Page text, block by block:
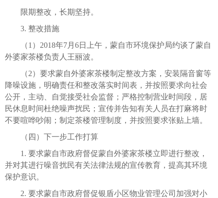
限期整改，长期坚持。
3. 整改措施
（1）2018年7月6日上午，蒙自市环境保护局约谈了蒙自
外婆家茶楼负责人王丽波。
（2）要求蒙自外婆家茶楼制定整改方案，安装隔音窗等
降噪设施，明确责任和整改落实时间表，并按照要求向社会
公开，主动、自觉接受社会监督；严格控制营业时间段，居
民休息时间杜绝噪声扰民；宣传并告知有关人员在打麻将时
不要喧哗吵闹；制定茶楼管理制度，并按照要求张贴上墙。
（四）下一步工作打算
1. 要求蒙自市政府督促蒙自外婆家茶楼立即进行整改，
并对其进行噪音扰民有关法律法规的宣传教育，提高其环境
保护意识。
2. 要求蒙自市政府督促银盾小区物业管理公司加强对小